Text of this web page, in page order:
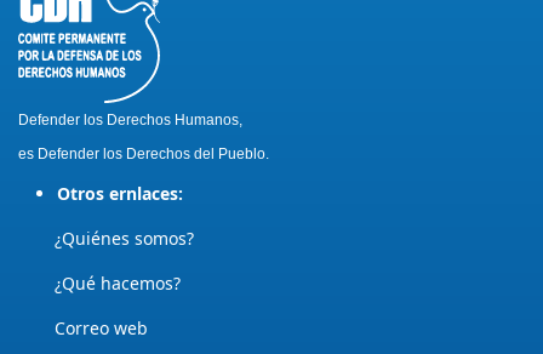
Defender los Derechos Humanos,
es Defender los Derechos del Pueblo.
Otros ernlaces:
¿Quiénes somos?
¿Qué hacemos?
Correo web